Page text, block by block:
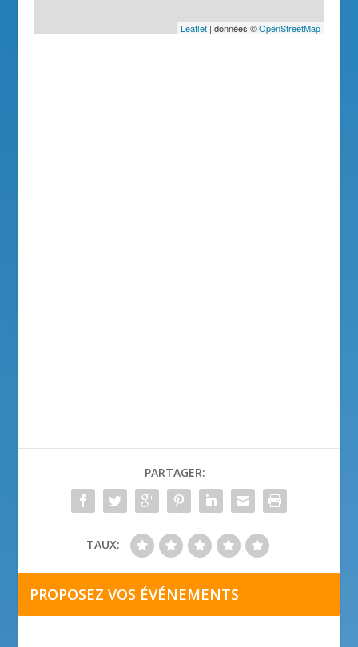
Leaflet| données ©OpenStreetMap
PARTAGER:
TAUX:
PROPOSEZ VOS ÉVÉNEMENTS